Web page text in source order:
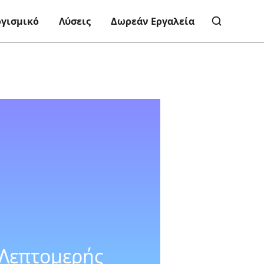
Λύσεις Δωρεάν Εργαλεία